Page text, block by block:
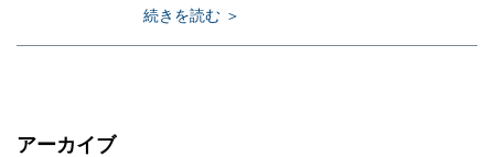
続きを読む ＞
アーカイブ